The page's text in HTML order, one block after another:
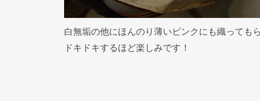
白無垢の他にほんのり薄いピンクにも織っても
ドキドキするほど楽しみです！